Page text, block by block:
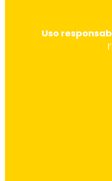
Uso